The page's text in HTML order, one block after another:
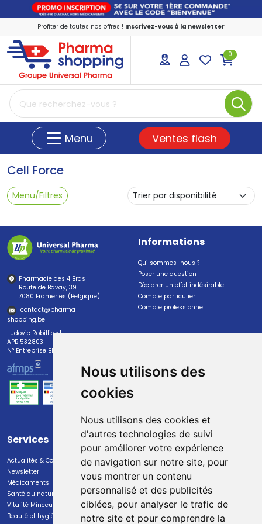
Nous utilisons des
cookies
Nous utilisons des cookies et
d'autres technologies de suivi
pour améliorer votre expérience
de navigation sur notre site, pour
vous montrer un contenu
personnalisé et des publicités
ciblées, pour analyser le trafic de
notre site et pour comprendre la
Profiter de toutes nos offres ! Inscrivez-vous à la newsletter
PharmaShopping Votre pharmacie en
0
Menu Ventes flash
Cell Force
Menu/Filtres
Pharmacie des 4 Bras
Route de Bavay, 39
7080 Frameries (Belgique)
contact@pharma
shopping.be
Ludovic Robilliard
APB 532803
N° Entreprise BE0447.382.113
Informations
Qui sommes-nous ?
Poser une question
Déclarer un effet indésirable
Compte particulier
Compte professionnel
Services
Actualités & Conseils
Newsletter
Médicaments
Santé au naturel
Vitalité Minceur Nutrition
Beauté et hygiène
Paiement
Paiement sécurisé